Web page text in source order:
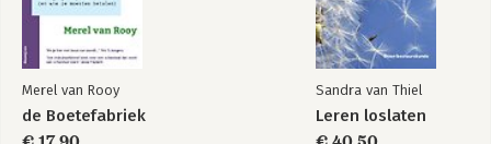
Bronnen
Merel van Rooy
de Boetefabriek
Sandra van Thiel
Leren loslaten